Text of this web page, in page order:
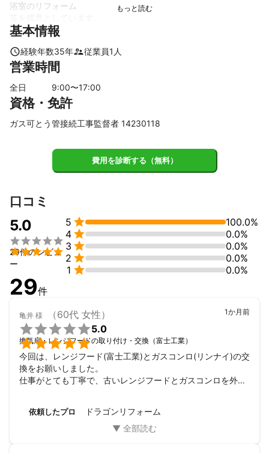
浴室のリフォーム
これまでの実績
アピールポイント
迅速、丁寧な工事
基本情報
経験年数35年 従業員1 人
営業時間
全日 9:00〜17:00
資格・免許
ガス可とう管接続工事監督者 14230118
費用を診断する（無料）
口コミ
5.0


29件のレビュ
ー
5 
100.0%
4 
0.0%
3 
0.0%
2 
0.0%
1  0.0%
29件
亀井 様 （60代 女性）


5.0
換気扇・レンジフードの取り付け・交換（富士工業）
1か月前
今回は、レンジフード(富士工業)とガスコンロ(リンナイ)の交
換をお願いしました。
仕事がとても丁寧で、古いレンジフードとガスコンロを外し
が良かったです。手際も良く予定していた時間よりもかなり
依頼したプロ ドラゴンリフォーム